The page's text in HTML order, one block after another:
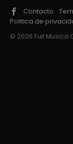
Contacto
Politica de
© 2026 Full Musica